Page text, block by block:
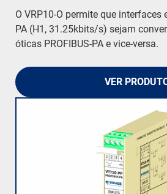
O VRP10-O permite que interfaces
PA (H1, 31.25kbits/s) sejam
óticas PROFIBUS-PA e vice-versa.
VER